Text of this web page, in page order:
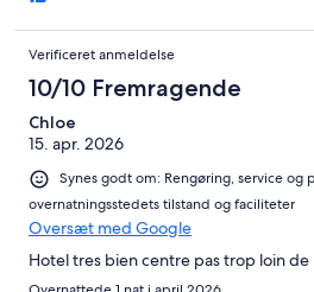
Verificeret anmeldelse
10/10 Fremragende
Chloe
15. apr. 2026
Synes godt om: Rengøring, service og
overnatningsstedets tilstand og faciliteter
Oversæt med Google
Hotel tres bien centre pas trop loin de